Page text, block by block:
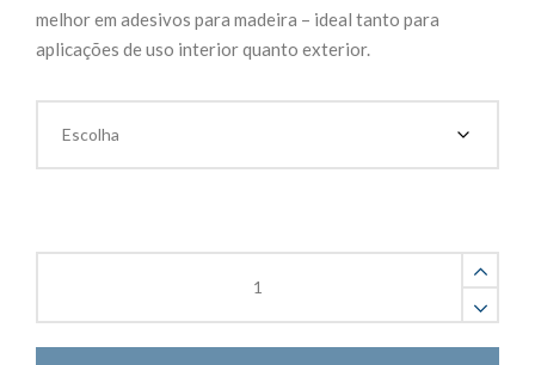
melhor em adesivos para madeira – ideal tanto para
aplicações de uso interior quanto exterior.